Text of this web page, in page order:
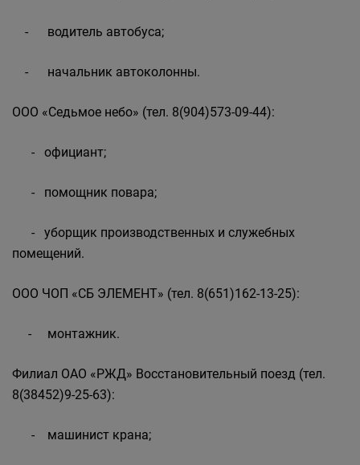
- водитель автобуса;
- начальник автоколонны.
ООО «Седьмое небо» (тел. 8(904)573-09-44):
- официант;
- помощник повара;
- уборщик производственных и служебных
помещений.
ООО ЧОП «СБ ЭЛЕМЕНТ» (тел. 8(651)162-13-25):
- монтажник.
Филиал ОАО «РЖД» Восстановительный поезд (тел.
8(38452)9-25-63):
- машинист крана;